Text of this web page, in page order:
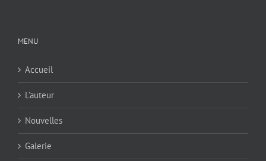
MENU
Accueil
L’auteur
Nouvelles
Galerie